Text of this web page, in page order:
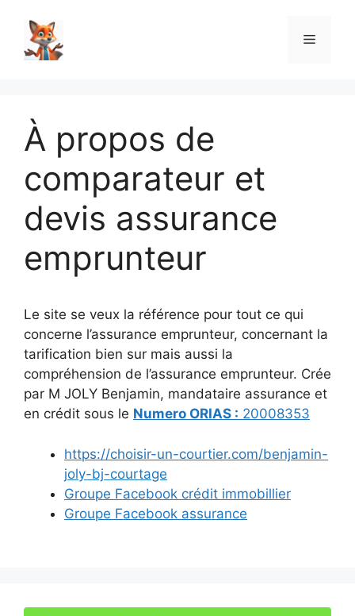
contenu
Menu
À propos de
comparateur et
devis assurance
emprunteur
Le site se veux la référence pour tout ce qui
concerne l’assurance emprunteur, concernant la
tarification bien sur mais aussi la
compréhension de l’assurance emprunteur. Crée
par M JOLY Benjamin, mandataire assurance et
en crédit sous le Numero ORIAS : 20008353
https://choisir-un-courtier.com/benjamin-
joly-bj-courtage
Groupe Facebook crédit immobillier
Groupe Facebook assurance